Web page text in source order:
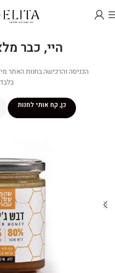
היי, כבר מלאו
כן, קח אותי לחנות